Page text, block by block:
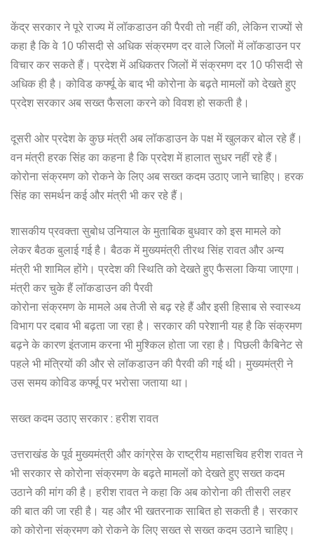
केंद्र सरकार ने पूरे राज्य में लॉकडाउन की पैरवी तो नहीं की, लेकिन राज्यों से
कहा है कि वे 10 फीसदी से अधिक संक्रमण दर वाले जिलों में लॉकडाउन पर
विचार कर सकते हैं। प्रदेश में अधिकतर जिलों में संक्रमण दर 10 फीसदी से
अधिक ही है। कोविड कर्फ्यू के बाद भी कोरोना के बढ़ते मामलों को देखते हुए
प्रदेश सरकार अब सख्त फैसला करने को विवश हो सकती है।
दूसरी ओर प्रदेश के कुछ मंत्री अब लॉकडाउन के पक्ष में खुलकर बोल रहे हैं।
वन मंत्री हरक सिंह का कहना है कि प्रदेश में हालात सुधर नहीं रहे हैं।
कोरोना संक्रमण को रोकने के लिए अब सख्त कदम उठाए जाने चाहिए। हरक
सिंह का समर्थन कई और मंत्री भी कर रहे हैं।
शासकीय प्रवक्ता सुबोध उनियाल के मुताबिक बुधवार को इस मामले को
लेकर बैठक बुलाई गई है। बैठक में मुख्यमंत्री तीरथ सिंह रावत और अन्य
मंत्री भी शामिल होंगे। प्रदेश की स्थिति को देखते हुए फैसला किया जाएगा।
मंत्री कर चुके हैं लॉकडाउन की पैरवी
कोरोना संक्रमण के मामले अब तेजी से बढ़ रहे हैं और इसी हिसाब से स्वास्थ्य
विभाग पर दबाव भी बढ़ता जा रहा है। सरकार की परेशानी यह है कि संक्रमण
बढ़ने के कारण इंतजाम करना भी मुश्किल होता जा रहा है। पिछली कैबिनेट से
पहले भी मंत्रियों की और से लॉकडाउन की पैरवी की गई थी। मुख्यमंत्री ने
उस समय कोविड कर्फ्यू पर भरोसा जताया था।
सख्त कदम उठाए सरकार : हरीश रावत
उत्तराखंड के पूर्व मुख्यमंत्री और कांग्रेस के राष्ट्रीय महासचिव हरीश रावत ने
भी सरकार से कोरोना संक्रमण के बढ़ते मामलों को देखते हुए सख्त कदम
उठाने की मांग की है। हरीश रावत ने कहा कि अब कोरोना की तीसरी लहर
की बात की जा रही है। यह और भी खतरनाक साबित हो सकती है। सरकार
को कोरोना संक्रमण को रोकने के लिए सख्त से सख्त कदम उठाने चाहिए।